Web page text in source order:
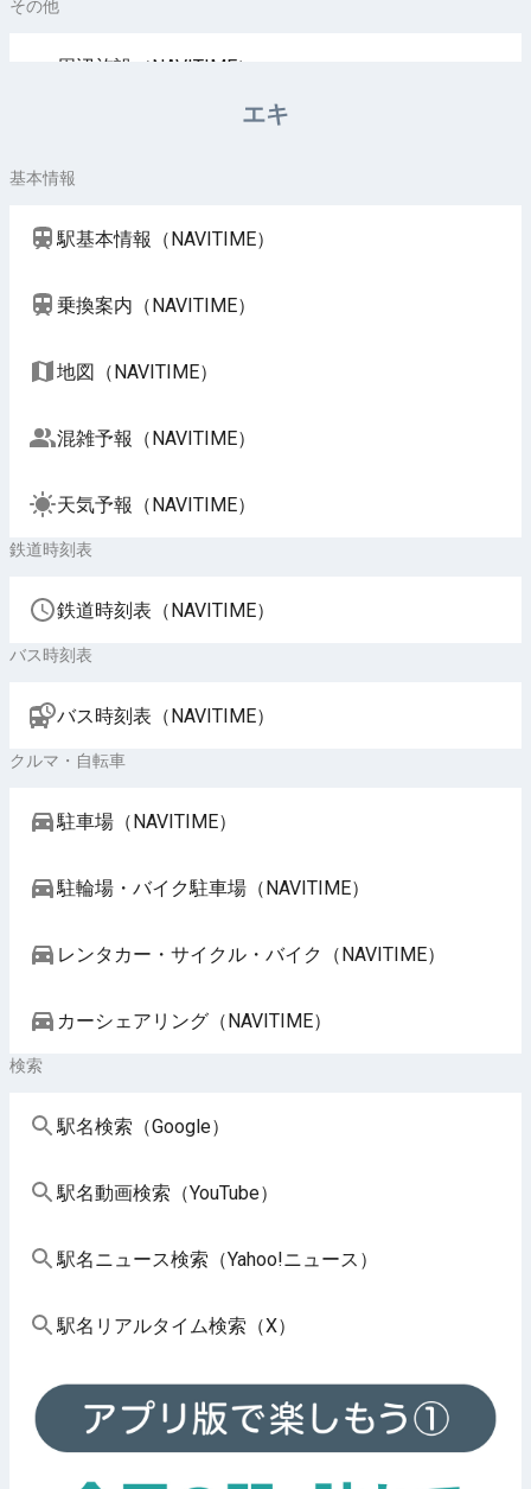
その他
周辺施設（NAVITIME）
エキ
基本情報
駅基本情報（NAVITIME）
乗換案内（NAVITIME）
地図（NAVITIME）
混雑予報（NAVITIME）
天気予報（NAVITIME）
鉄道時刻表
鉄道時刻表（NAVITIME）
バス時刻表
バス時刻表（NAVITIME）
クルマ・自転車
駐車場（NAVITIME）
駐輪場・バイク駐車場（NAVITIME）
レンタカー・サイクル・バイク（NAVITIME）
カーシェアリング（NAVITIME）
検索
駅名検索（Google）
駅名動画検索（YouTube）
駅名ニュース検索（Yahoo!ニュース）
駅名リアルタイム検索（X）